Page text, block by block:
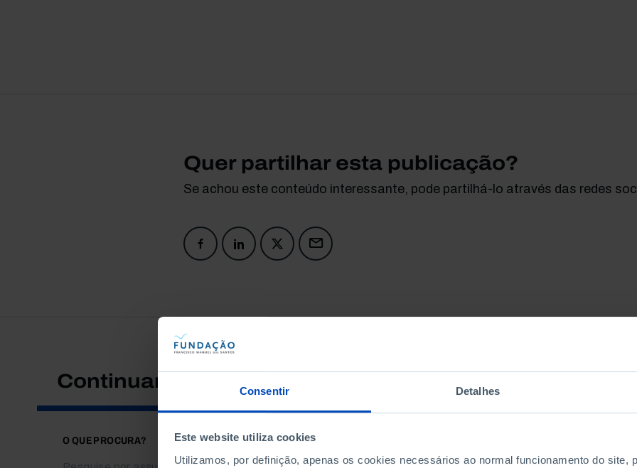
Consentir Detalhes
Este website utiliza cookies
Utilizamos, por definição, apenas os cookies necessários ao normal funcionamento do site,
Quer partilhar esta publicação?
Se achou este conteúdo interessante, pode partilhá-lo através das redes
Continuar a pesquisar
O QUE PROCURA?